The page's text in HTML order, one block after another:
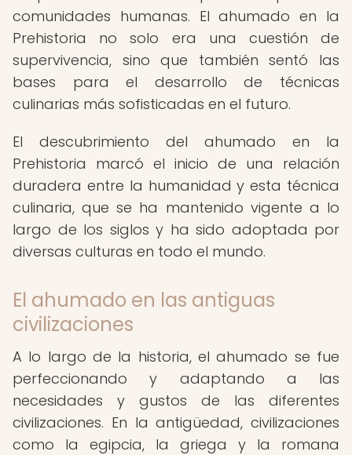
comunidades humanas. El ahumado en la
Prehistoria no solo era una cuestión de
supervivencia, sino que también sentó las
bases para el desarrollo de técnicas
culinarias más sofisticadas en el futuro.
El descubrimiento del ahumado en la
Prehistoria marcó el inicio de una relación
duradera entre la humanidad y esta técnica
culinaria, que se ha mantenido vigente a lo
largo de los siglos y ha sido adoptada por
diversas culturas en todo el mundo.
El ahumado en las antiguas
civilizaciones
A lo largo de la historia, el ahumado se fue
perfeccionando y adaptando a las
necesidades y gustos de las diferentes
civilizaciones. En la antigüedad, civilizaciones
como la egipcia, la griega y la romana